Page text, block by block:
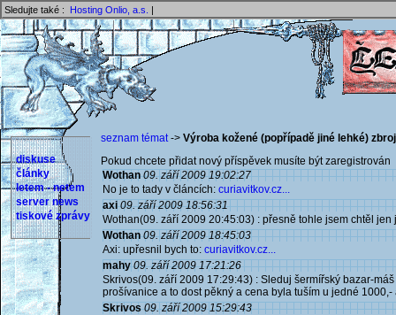
Sledujte také : Hosting Onlio, a.s. |
diskuse
články
letem - netem
server news
tiskové zprávy
seznam témat-> Výroba kožené (popřípadě jiné lehké)
Pokud chcete přidat nový příspěvek musíte být
Wothan 09. září 2009 19:02:27
No je to tady v článcích: curiavitkov.cz...
axi 09. září 2009 18:56:31
Wothan(09. září 2009 20:45:03) : přesně tohle jsem chtěl jen
Wothan 09. září 2009 18:45:03
Axi: upřesnil bych to: curiavitkov.cz...
mahy 09. září 2009 17:21:26
Skrivos(09. září 2009 17:29:43) : Sleduj šermířský bazar-
prošívanice a to dost pěkný a cena byla tuším u jedné 1000,-
Skrivos 09. září 2009 15:29:43